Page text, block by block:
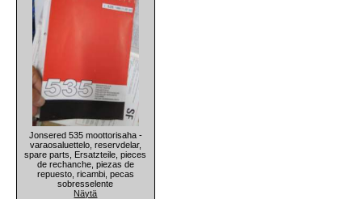
Jonsered 535 moottorisaha -
varaosaluettelo, reservdelar,
spare parts, Ersatzteile, pieces
de rechanche, piezas de
repuesto, ricambi, pecas
sobresselente
Näytä